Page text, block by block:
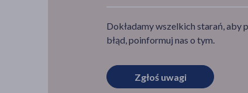
Dokładamy wszelkich starań, aby
błąd, poinformuj nas o tym.
Zgłoś uwagi